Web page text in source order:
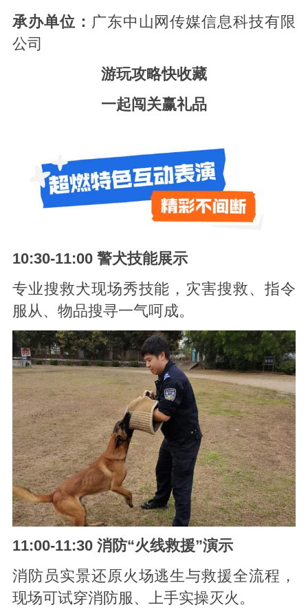
承办单位： 广东中山网传媒信息科技有限
公司
游玩攻略快收藏
一起闯关赢礼品
10:30-11:00 警犬技能展示
专业搜救犬现场秀技能，灾害搜救、指令
服从、物品搜寻一气呵成。
11:00-11:30 消防“火线救援”演示
消防员实景还原火场逃生与救援全流程，
现场可试穿消防服、上手实操灭火。